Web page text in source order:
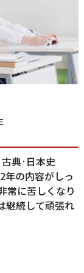
典·⽇本史
年の内容がしっ
常に苦しくなり
継続して頑張れ